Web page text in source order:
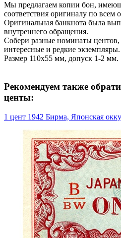
Мы предлагаем копии бон,
соответствия оригиналу по всем
Оригинальная банкнота была
внутреннего обращения.
Собери разные номинаты
интересные и редкие экземпляры.
Размер 110х55 мм, допуск 1-2 мм.
Рекомендуем также
центы:
1 цент 1942 Бирма, Японская